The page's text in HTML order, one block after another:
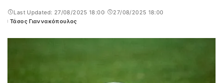
Last Updated: 27/08/2025 18:00
27/08/2025 18:00
Posted
Τάσος Γιαννακόπουλος